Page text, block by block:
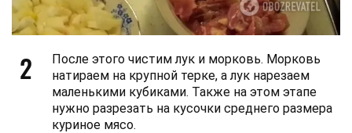
2
После этого чистим лук и морковь. Морковь
натираем на крупной терке, а лук нарезаем
маленькими кубиками. Также на этом этапе
нужно разрезать на кусочки среднего размера
куриное мясо.